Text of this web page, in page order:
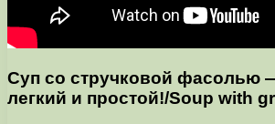
Суп со стручковой фасолью
легкий и простой!/Soup with